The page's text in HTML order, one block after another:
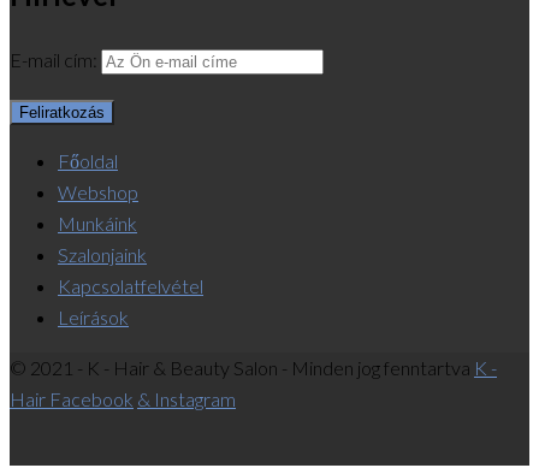
E-mail cím:
Főoldal
Webshop
Munkáink
Szalonjaink
Kapcsolatfelvétel
Leírások
© 2021 - K - Hair & Beauty Salon - Minden jog fenntartva K -
Hair Facebook & Instagram